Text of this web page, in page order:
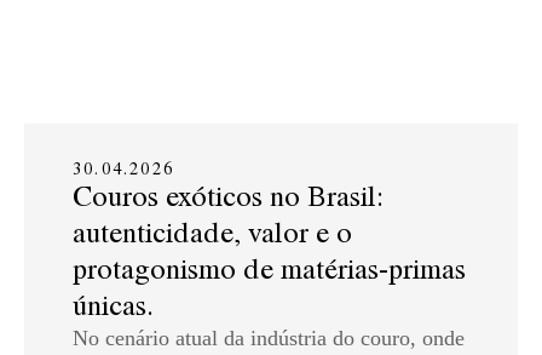
30.04.2026
Couros exóticos no Brasil:
autenticidade, valor e o
protagonismo de matérias-primas
únicas.
No cenário atual da indústria do couro, onde